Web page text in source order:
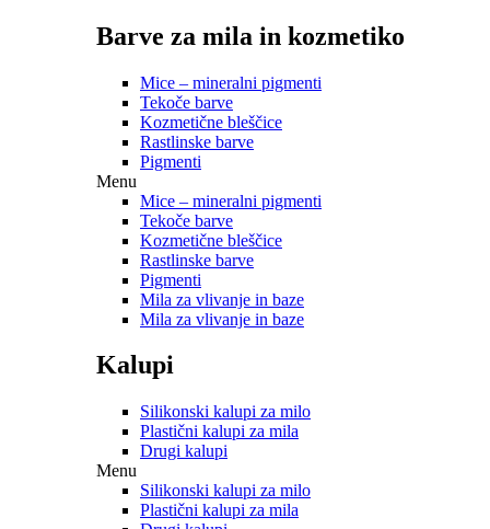
Barve za mila in kozmetiko
Mice – mineralni pigmenti
Tekoče barve
Kozmetične bleščice
Rastlinske barve
Pigmenti
Menu
Mice – mineralni pigmenti
Tekoče barve
Kozmetične bleščice
Rastlinske barve
Pigmenti
Mila za vlivanje in baze
Mila za vlivanje in baze
Kalupi
Silikonski kalupi za milo
Plastični kalupi za mila
Drugi kalupi
Menu
Silikonski kalupi za milo
Plastični kalupi za mila